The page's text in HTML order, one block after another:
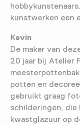
kunstwerken een
Kevin
De maker van
20 jaar bij Atelier
potten en
gebruikt graag
schilderingen,
kwastglazuur op